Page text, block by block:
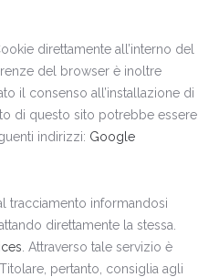
direttamente all’interno del
del browser è inoltre
il consenso all’installazione di
di questo sito potrebbe essere
indirizzi: Google
tracciamento informandosi
direttamente la stessa.
. Attraverso tale servizio è
pertanto, consiglia agli